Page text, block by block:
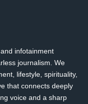
infotainment
journalism. We
lifestyle, spirituality,
that connects deeply
voice and a sharp